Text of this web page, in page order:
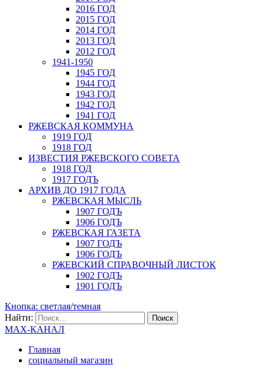
2016 ГОД
2015 ГОД
2014 ГОД
2013 ГОД
2012 ГОД
1941-1950
1945 ГОД
1944 ГОД
1943 ГОД
1942 ГОД
1941 ГОД
РЖЕВСКАЯ КОММУНА
1919 ГОД
1918 ГОД
ИЗВЕСТИЯ РЖЕВСКОГО СОВЕТА
1918 ГОД
1917 ГОДЪ
АРХИВ ДО 1917 ГОДА
РЖЕВСКАЯ МЫСЛЬ
1907 ГОДЪ
1906 ГОДЪ
РЖЕВСКАЯ ГАЗЕТА
1907 ГОДЪ
1906 ГОДЪ
РЖЕВСКИЙ СПРАВОЧНЫЙ ЛИСТОК
1902 ГОДЪ
1901 ГОДЪ
Кнопка: светлая/темная
Найти:
MAX-КАНАЛ
Главная
социальный магазин